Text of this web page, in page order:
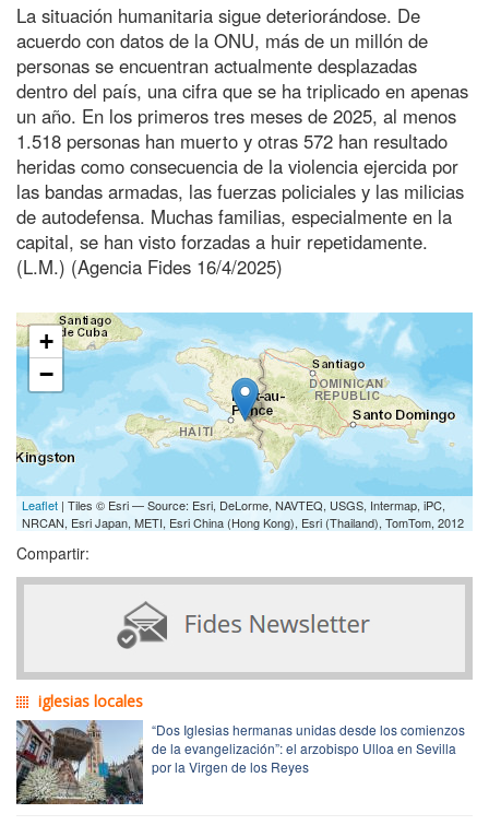
La situación humanitaria sigue deteriorándose. De
acuerdo con datos de la ONU, más de un millón de
personas se encuentran actualmente desplazadas
dentro del país, una cifra que se ha triplicado en apenas
un año. En los primeros tres meses de 2025, al menos
1.518 personas han muerto y otras 572 han resultado
heridas como consecuencia de la violencia ejercida por
las bandas armadas, las fuerzas policiales y las milicias
de autodefensa. Muchas familias, especialmente en la
capital, se han visto forzadas a huir repetidamente.
(L.M.) (Agencia Fides 16/4/2025)
+
−
Leaflet | Tiles © Esri — Source: Esri, DeLorme, NAVTEQ, USGS, Intermap, iPC,
NRCAN, Esri Japan, METI, Esri China (Hong Kong), Esri (Thailand), TomTom, 2012
Compartir:
iglesias locales
“Dos Iglesias hermanas unidas desde los comienzos
de la evangelización”: el arzobispo Ulloa en Sevilla
por la Virgen de los Reyes